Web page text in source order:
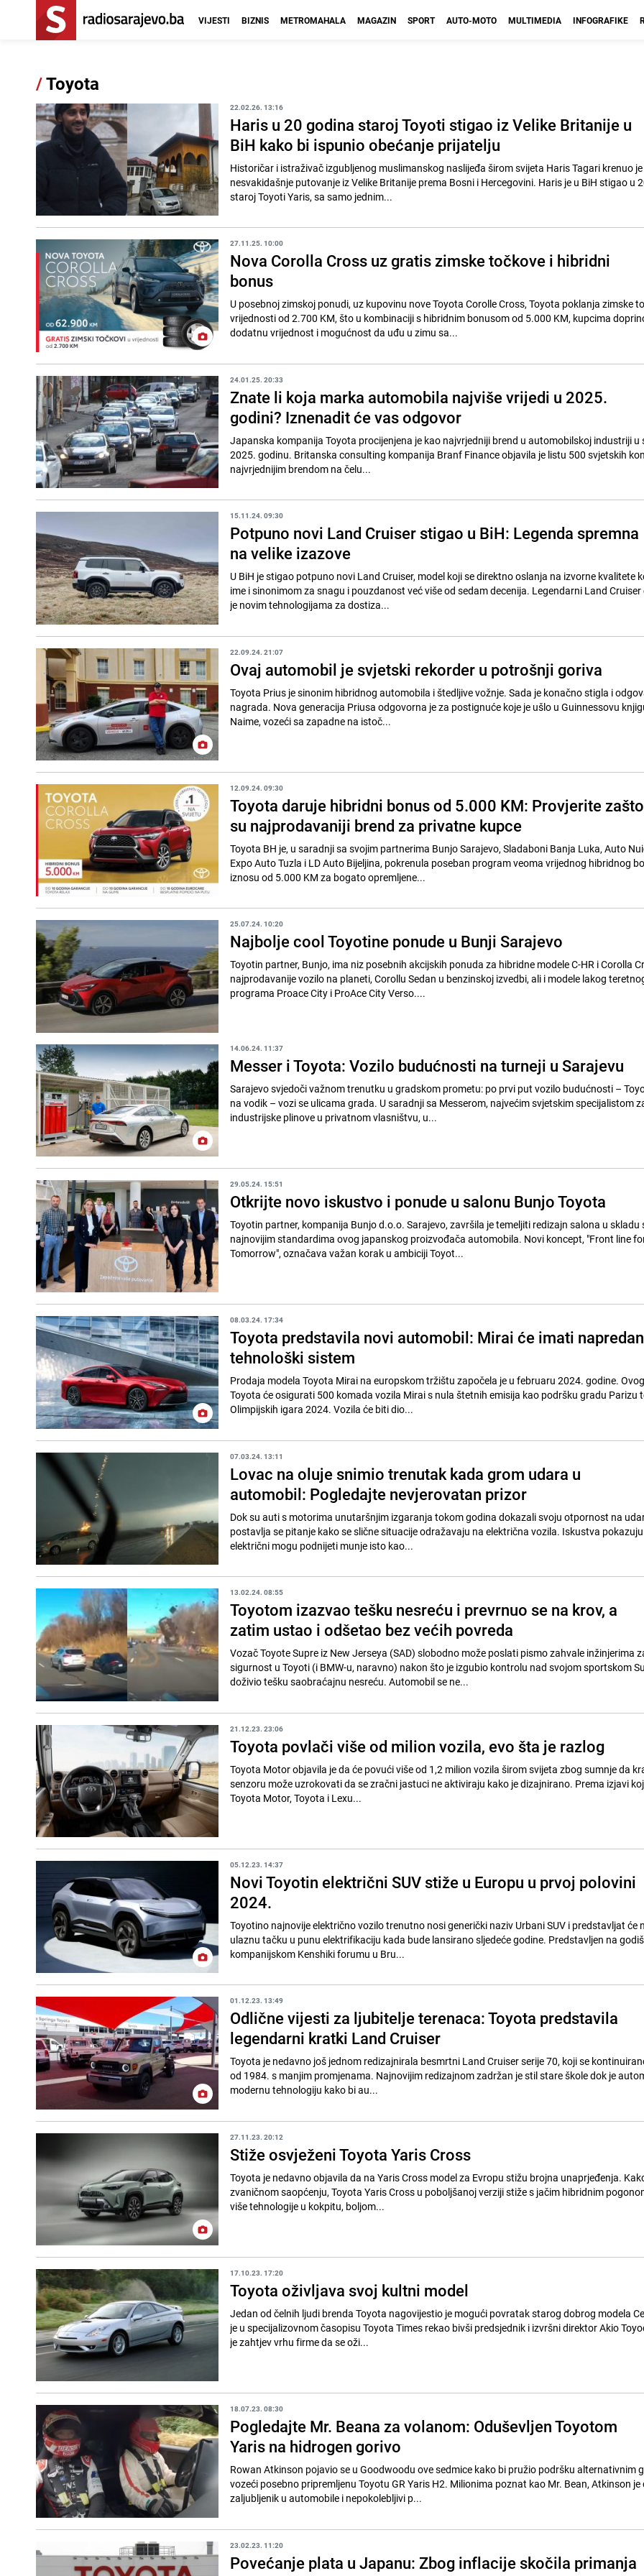
VIJESTI BIZNIS METROMAHALA MAGAZIN SPORT AUTO-MOTO MULTIMEDIA INFOGRAFIKE
/Toyota
22.02.26. 13:16
Haris u 20 godina staroj Toyoti stigao iz Velike Britanije u
BiH kako bi ispunio obećanje prijatelju
Historičar i istraživač izgubljenog muslimanskog naslijeđa širom svijeta Haris Tagari krenuo
nesvakidašnje putovanje iz Velike Britanije prema Bosni i Hercegovini. Haris je u BiH stigao u
staroj Toyoti Yaris, sa samo jednim...
27.11.25. 10:00
Nova Corolla Cross uz gratis zimske točkove i hibridni
bonus
U posebnoj zimskoj ponudi, uz kupovinu nove Toyota Corolle Cross, Toyota poklanja zimske
vrijednosti od 2.700 KM, što u kombinaciji s hibridnim bonusom od 5.000 KM, kupcima
dodatnu vrijednost i mogućnost da uđu u zimu sa...
24.01.25. 20:33
Znate li koja marka automobila najviše vrijedi u 2025.
godini? Iznenadit će vas odgovor
Japanska kompanija Toyota procijenjena je kao najvrjedniji brend u automobilskoj industriji u
2025. godinu. Britanska consulting kompanija Branf Finance objavila je listu 500 svjetskih
najvrjednijim brendom na čelu...
15.11.24. 09:30
Potpuno novi Land Cruiser stigao u BiH: Legenda spremna
na velike izazove
U BiH je stigao potpuno novi Land Cruiser, model koji se direktno oslanja na izvorne kvalitete
ime i sinonimom za snagu i pouzdanost već više od sedam decenija. Legendarni Land
je novim tehnologijama za dostiza...
22.09.24. 21:07
Ovaj automobil je svjetski rekorder u potrošnji goriva
Toyota Prius je sinonim hibridnog automobila i štedljive vožnje. Sada je konačno stigla i
nagrada. Nova generacija Priusa odgovorna je za postignuće koje je ušlo u Guinnessovu
Naime, vozeći sa zapadne na istoč...
12.09.24. 09:30
Toyota daruje hibridni bonus od 5.000 KM: Provjerite zašto
su najprodavaniji brend za privatne kupce
Toyota BH je, u saradnji sa svojim partnerima Bunjo Sarajevo, Sladaboni Banja Luka, Auto
Expo Auto Tuzla i LD Auto Bijeljina, pokrenula poseban program veoma vrijednog hibridnog
iznosu od 5.000 KM za bogato opremljene...
25.07.24. 10:20
Najbolje cool Toyotine ponude u Bunji Sarajevo
Toyotin partner, Bunjo, ima niz posebnih akcijskih ponuda za hibridne modele C-HR i Corolla
najprodavanije vozilo na planeti, Corollu Sedan u benzinskoj izvedbi, ali i modele lakog
programa Proace City i ProAce City Verso....
14.06.24. 11:37
Messer i Toyota: Vozilo budućnosti na turneji u Sarajevu
Sarajevo svjedoči važnom trenutku u gradskom prometu: po prvi put vozilo budućnosti –
na vodik – vozi se ulicama grada. U saradnji sa Messerom, najvećim svjetskim specijalistom
industrijske plinove u privatnom vlasništvu, u...
29.05.24. 15:51
Otkrijte novo iskustvo i ponude u salonu Bunjo Toyota
Toyotin partner, kompanija Bunjo d.o.o. Sarajevo, završila je temeljiti redizajn salona u skladu
najnovijim standardima ovog japanskog proizvođača automobila. Novi koncept, "Front line
Tomorrow", označava važan korak u ambiciji Toyot...
08.03.24. 17:34
Toyota predstavila novi automobil: Mirai će imati napredan
tehnološki sistem
Prodaja modela Toyota Mirai na europskom tržištu započela je u februaru 2024. godine.
Toyota će osigurati 500 komada vozila Mirai s nula štetnih emisija kao podršku gradu Parizu
Olimpijskih igara 2024. Vozila će biti dio...
07.03.24. 13:11
Lovac na oluje snimio trenutak kada grom udara u
automobil: Pogledajte nevjerovatan prizor
Dok su auti s motorima unutaršnjim izgaranja tokom godina dokazali svoju otpornost na
postavlja se pitanje kako se slične situacije odražavaju na električna vozila. Iskustva
električni mogu podnijeti munje isto kao...
13.02.24. 08:55
Toyotom izazvao tešku nesreću i prevrnuo se na krov, a
zatim ustao i odšetao bez većih povreda
Vozač Toyote Supre iz New Jerseya (SAD) slobodno može poslati pismo zahvale inžinjerima
sigurnost u Toyoti (i BMW-u, naravno) nakon što je izgubio kontrolu nad svojom sportskom
doživio tešku saobraćajnu nesreću. Automobil se ne...
21.12.23. 23:06
Toyota povlači više od milion vozila, evo šta je razlog
Toyota Motor objavila je da će povući više od 1,2 milion vozila širom svijeta zbog sumnje da
senzoru može uzrokovati da se zračni jastuci ne aktiviraju kako je dizajnirano. Prema izjavi
Toyota Motor, Toyota i Lexu...
05.12.23. 14:37
Novi Toyotin električni SUV stiže u Europu u prvoj polovini
2024.
Toyotino najnovije električno vozilo trenutno nosi generički naziv Urbani SUV i predstavljat će
ulaznu tačku u punu elektrifikaciju kada bude lansirano sljedeće godine. Predstavljen na
kompanijskom Kenshiki forumu u Bru...
01.12.23. 13:49
Odlične vijesti za ljubitelje terenaca: Toyota predstavila
legendarni kratki Land Cruiser
Toyota je nedavno još jednom redizajnirala besmrtni Land Cruiser serije 70, koji se
od 1984. s manjim promjenama. Najnovijim redizajnom zadržan je stil stare škole dok je
modernu tehnologiju kako bi au...
27.11.23. 20:12
Stiže osvježeni Toyota Yaris Cross
Toyota je nedavno objavila da na Yaris Cross model za Evropu stižu brojna unaprjeđenja.
zvaničnom saopćenju, Toyota Yaris Cross u poboljšanoj verziji stiže s jačim hibridnim
više tehnologije u kokpitu, boljom...
17.10.23. 17:20
Toyota oživljava svoj kultni model
Jedan od čelnih ljudi brenda Toyota nagovijestio je mogući povratak starog dobrog modela
je u specijalizovnom časopisu Toyota Times rekao bivši predsjednik i izvršni direktor Akio
je zahtjev vrhu firme da se oži...
18.07.23. 08:30
Pogledajte Mr. Beana za volanom: Oduševljen Toyotom
Yaris na hidrogen gorivo
Rowan Atkinson pojavio se u Goodwoodu ove sedmice kako bi pružio podršku alternativnim
vozeći posebno pripremljenu Toyotu GR Yaris H2. Milionima poznat kao Mr. Bean, Atkinson je
zaljubljenik u automobile i nepokolebljivi p...
23.02.23. 11:20
Povećanje plata u Japanu: Zbog inflacije skočila primanja